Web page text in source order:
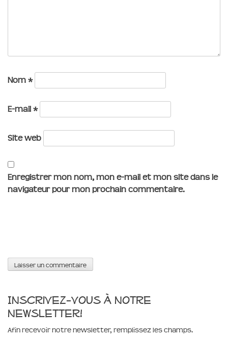
Nom *
E-mail *
Site web
Enregistrer mon nom, mon e-mail et mon site dans le
navigateur pour mon prochain commentaire.
Inscrivez-vous à notre
newsletter!
Afin recevoir notre newsletter, remplissez les champs.